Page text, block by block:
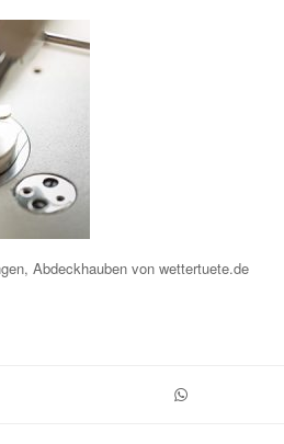
Abdeckhauben von wettertuete.de